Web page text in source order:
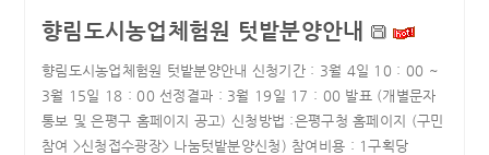
향림도시농업체험원 텃밭분양안내
향림도시농업체험원 텃밭분양안내 신청기간 : 3월 4일 10 : 00 ~
3월 15일 18 : 00 선정결과 : 3월 19일 17 : 00 발표 (개별문자
통보 및 은평구 홈페이지 공고) 신청방법 :은평구청 홈페이지 (구민
참여 >신청접수광장> 나눔텃밭분양신청) 참여비용 : 1구획당